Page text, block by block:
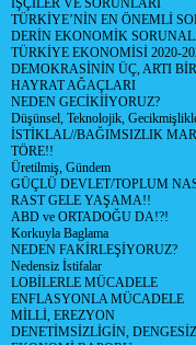
İŞÇİLER VE SORUNLARI
TÜRKİYE’NİN EN ÖNEMLİ
DERİN EKONOMİK
TÜRKİYE EKONOMİSİ 2020-
DEMOKRASİNİN ÜÇ, ARTI
HAYRAT AĞAÇLARI
NEDEN GECİKİİYORUZ?
Düşünsel, Teknolojik,
İSTİKLAL//BAĞIMSIZLIK
TÖRE!!
Üretilmiş, Gündem
GÜÇLÜ DEVLET/TOPLUM
RAST GELE YAŞAMA!!
ABD ve ORTADOĞU DA!?!
Korkuyla Baglama
NEDEN FAKİRLEŞİYORUZ?
Nedensiz İstifalar
LOBİLERLE MÜCADELE
ENFLASYONLA MÜCADELE
MİLLİ, EREZYON
DENETİMSİZLİGİN,